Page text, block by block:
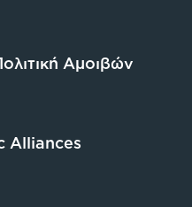
Αμοιβών
Alliances